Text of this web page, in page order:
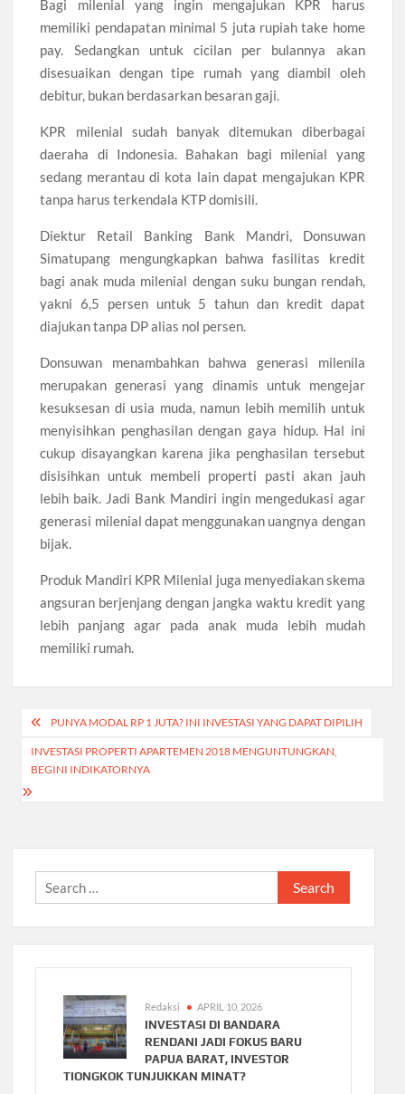
Bagi milenial yang ingin mengajukan KPR harus
memiliki pendapatan minimal 5 juta rupiah take home
pay. Sedangkan untuk cicilan per bulannya akan
disesuaikan dengan tipe rumah yang diambil oleh
debitur, bukan berdasarkan besaran gaji.
KPR milenial sudah banyak ditemukan diberbagai
daeraha di Indonesia. Bahakan bagi milenial yang
sedang merantau di kota lain dapat mengajukan KPR
tanpa harus terkendala KTP domisili.
Diektur Retail Banking Bank Mandri, Donsuwan
Simatupang mengungkapkan bahwa fasilitas kredit
bagi anak muda milenial dengan suku bungan rendah,
yakni 6,5 persen untuk 5 tahun dan kredit dapat
diajukan tanpa DP alias nol persen.
Donsuwan menambahkan bahwa generasi milenila
merupakan generasi yang dinamis untuk mengejar
kesuksesan di usia muda, namun lebih memilih untuk
menyisihkan penghasilan dengan gaya hidup. Hal ini
cukup disayangkan karena jika penghasilan tersebut
disisihkan untuk membeli properti pasti akan jauh
lebih baik. Jadi Bank Mandiri ingin mengedukasi agar
generasi milenial dapat menggunakan uangnya dengan
bijak.
Produk Mandiri KPR Milenial juga menyediakan skema
angsuran berjenjang dengan jangka waktu kredit yang
lebih panjang agar pada anak muda lebih mudah
memiliki rumah.
Post
navigation
PUNYA MODAL RP 1 JUTA? INI INVESTASI YANG DAPAT DIPILIH
INVESTASI PROPERTI APARTEMEN 2018 MENGUNTUNGKAN,
BEGINI INDIKATORNYA
Search
for:
Redaksi APRIL 10, 2026
INVESTASI DI BANDARA
RENDANI JADI FOKUS BARU
PAPUA BARAT, INVESTOR
TIONGKOK TUNJUKKAN MINAT?